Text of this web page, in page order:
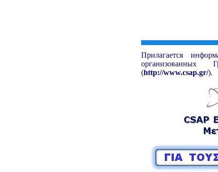
Прилагается
организованных
(http://www.csap.gr/).